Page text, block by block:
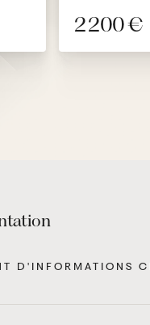
2 200 €
D'INFORMATIONS